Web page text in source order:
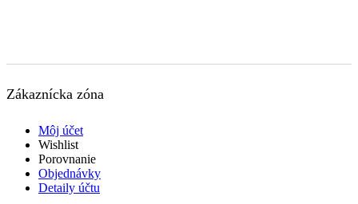
Zákaznícka zóna
Môj účet
Wishlist
Porovnanie
Objednávky
Detaily účtu